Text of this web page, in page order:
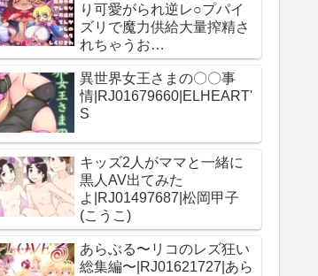
り可愛がられ逆レ○プパイ
ズリで魔力供給大量搾精さ
れちゃうお
話|RJ376217|Milk Engine
異世界女王さまの〇〇事
情|RJ01679660|ELHEART'
S
キッズ2人がママと一緒に
黒人AV出てみた
よ|RJ01497687|松岡甲子
(こうこ)
あらぶる〜リコのレズ狂い
総集編〜|RJ01621727|あら